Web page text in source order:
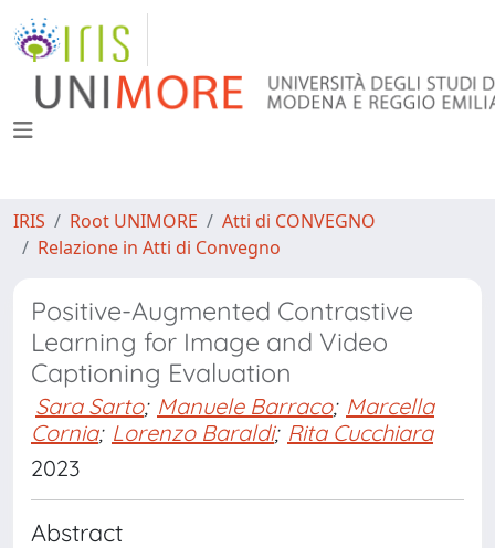
IRIS Root UNIMORE
Atti di CONVEGNO
Relazione in Atti di Convegno
Positive-Augmented Contrastive
Learning for Image and Video
Captioning Evaluation
Sara Sarto; Manuele Barraco; Marcella
Cornia; Lorenzo Baraldi; Rita Cucchiara
2023
Abstract